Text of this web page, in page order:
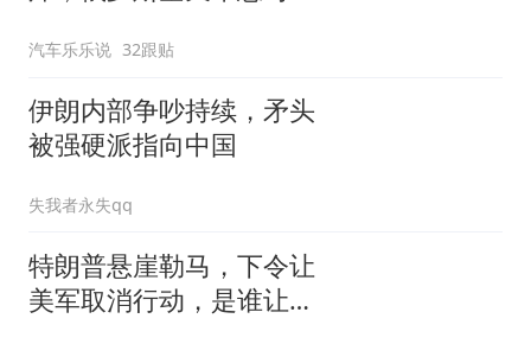
身亡！
汽车乐乐说 32跟贴
伊朗内部争吵持续，矛头
被强硬派指向中国
失我者永失qq
特朗普悬崖勒马，下令让
美军取消行动，是谁让他